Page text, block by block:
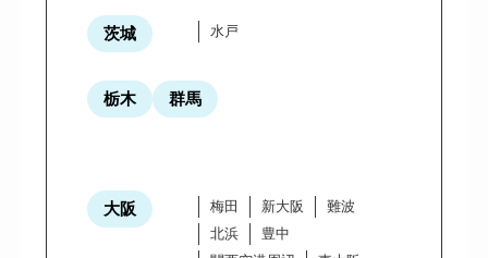
茨城 水戸
栃木 群馬
大阪 梅田 新大阪
難波
北浜
豊中